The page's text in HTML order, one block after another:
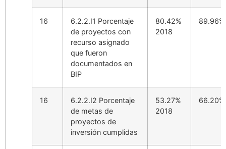
16
6.2.2.I1 Porcentaje
de proyectos con
recurso asignado
que fueron
documentados en
BIP
80.42%
2018
89.96%
16
6.2.2.I2 Porcentaje
de metas de
proyectos de
inversión cumplidas
53.27%
2018
66.20%